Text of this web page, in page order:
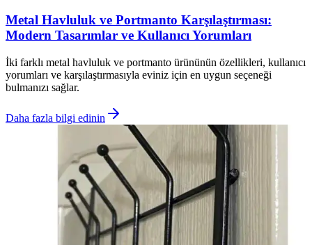
Metal Havluluk ve Portmanto Karşılaştırması:
Modern Tasarımlar ve Kullanıcı Yorumları
İki farklı metal havluluk ve portmanto ürününün özellikleri, kullanıcı
yorumları ve karşılaştırmasıyla eviniz için en uygun seçeneği
bulmanızı sağlar.
Daha fazla bilgi edinin